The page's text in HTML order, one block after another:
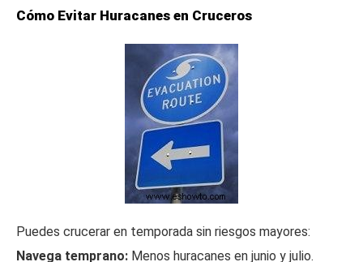
Cómo Evitar Huracanes en Cruceros
Puedes crucerar en temporada sin riesgos mayores:
Navega temprano: Menos huracanes en junio y julio.